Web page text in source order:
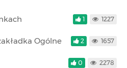
1 1227
Ogólne 2 1657
0 2278